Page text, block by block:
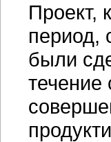
Проект,
период,
были